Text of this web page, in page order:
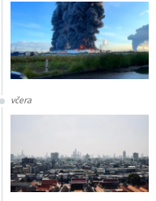
včera